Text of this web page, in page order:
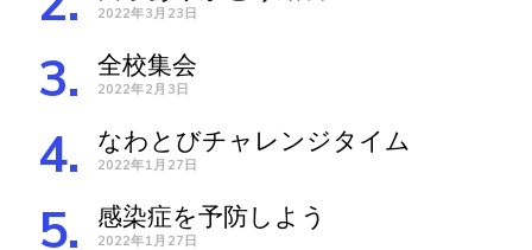
2022年3月23日
全校集会
2022年2月3日
なわとびチャレンジタイム
2022年1月27日
感染症を予防しよう
2022年1月27日